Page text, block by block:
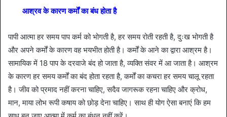
आश्रव के कारण कर्मों का बंध होता है
पापी आत्मा हर समय पाप कर्म को भोगती है, हर समय रोती रहती है, दुःख भोगती है
और अपने कर्मों के कारण वह भयभीत होती है। कर्मों के आने का द्वारा आश्रम है।
सामायिक में 18 पाप के दरवाजे बंद हो जाता है, व्यक्ति संवर में आ जाता है। आश्रम
के कारण हर समय कर्मों का बंद होता रहता है, कर्मों का कचरा हर समय चालू रहता
है। जीव को प्रमाद नहीं करना चाहिए, सदैव जागरूक रहना चाहिए और क्रोध,
मान, माया लोभ रूपी कषाय को छोड़ देना चाहिए। साथ ही योग ऐसा बनाएं कि हम